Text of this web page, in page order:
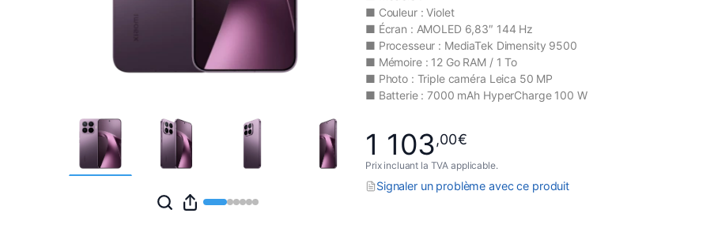
■ Couleur : Violet
■ Écran : AMOLED 6,83″ 144 Hz
■ Processeur : MediaTek Dimensity 9500
■ Mémoire : 12 Go RAM / 1 To
■ Photo : Triple caméra Leica 50 MP
■ Batterie : 7000 mAh HyperCharge 100 W
1 103,00€
Prix incluant la TVA applicable.
Signaler un problème avec ce produit